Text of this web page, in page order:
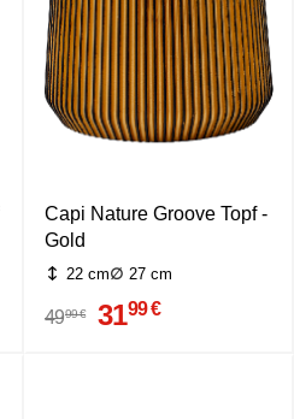
Capi Nature Groove Topf -
Gold
22 cm 27 cm
4999 € 3199 €